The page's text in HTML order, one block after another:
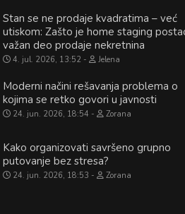
Stan se ne prodaje kvadratima – već
utiskom: Zašto je home staging
važan deo prodaje nekretnina
4. jul. 2026, 13:52 Jelena
Moderni načini rešavanja problema o
kojima se retko govori u javnosti
24. jun. 2026, 18:54 Zorana
Kako organizovati savršeno grupno
putovanje bez stresa?
24. jun. 2026, 18:53 Zorana